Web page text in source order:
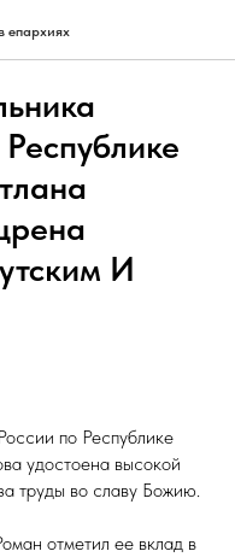
епархиях
И
по Республике
удостоена высокой
труды во славу Божию.
отметил ее вклад в